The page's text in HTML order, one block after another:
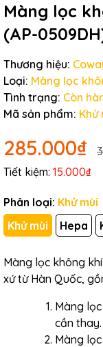
Màng lọc
(AP-
Thương hiệu:
Loại: Màng lọc
Tình trạng: Còn
Mã sản phẩm: Khử
285.000₫
Tiết kiệm: 15.000₫
Phân loại: Khử mùi
Khử mùi
Hepa
Màng lọc không
xứ từ Hàn Quốc,
Màng
cần thay.
Màng